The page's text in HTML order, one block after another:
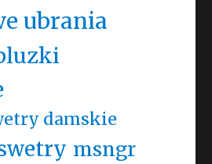
ubrania
damskie
msngr